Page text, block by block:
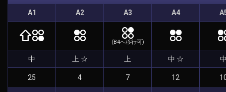
A1 A2 A3 A4
(B4へ移行可)
中 上 ☆ 上 中 ☆
25 4 7 12